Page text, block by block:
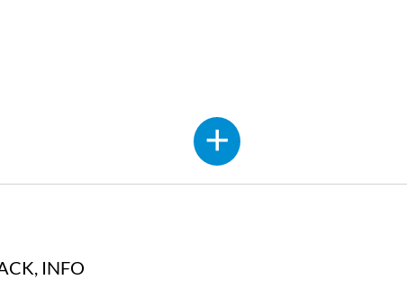
dei campioni di freestyle motocross Vanni
, ex pilota MotoGP, come special guest della
anche show di stuntman, momenti musicali e
superficiale, dove il divertimento mette è al
INFO